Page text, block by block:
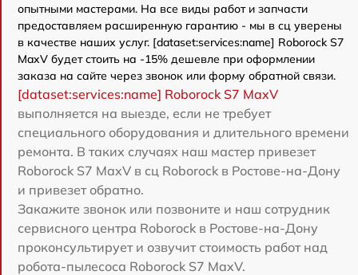
опытными мастерами. На все виды работ и запчасти
предоставляем расширенную гарантию - мы в сц уверены
в качестве наших услуг. [dataset:services:name] Roborock S7
MaxV будет стоить на -15% дешевле при оформлении
заказа на сайте через звонок или форму обратной связи.
[dataset:services:name] Roborock S7 MaxV
выполняется на выезде, если не требует
специального оборудования и длительного времени
ремонта. В таких случаях наш мастер привезет
Roborock S7 MaxV в сц Roborock в Ростове-на-Дону
и привезет обратно.
Закажите звонок или позвоните и наш сотрудник
сервисного центра Roborock в Ростове-на-Дону
проконсультирует и озвучит стоимость работ над
робота-пылесоса Roborock S7 MaxV.